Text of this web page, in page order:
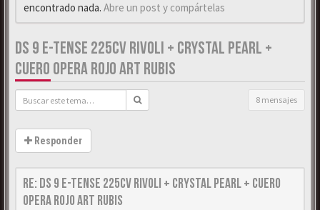
encontrado nada. Abre un post y compártelas
DS 9 E-TENSE 225CV RIVOLI + CRYSTAL PEARL +
CUERO OPERA ROJO ART RUBIS
8 mensajes
Responder
Re: DS 9 E-Tense 225cv Rivoli + Crystal Pearl + Cuero
Opera Rojo Art Rubis